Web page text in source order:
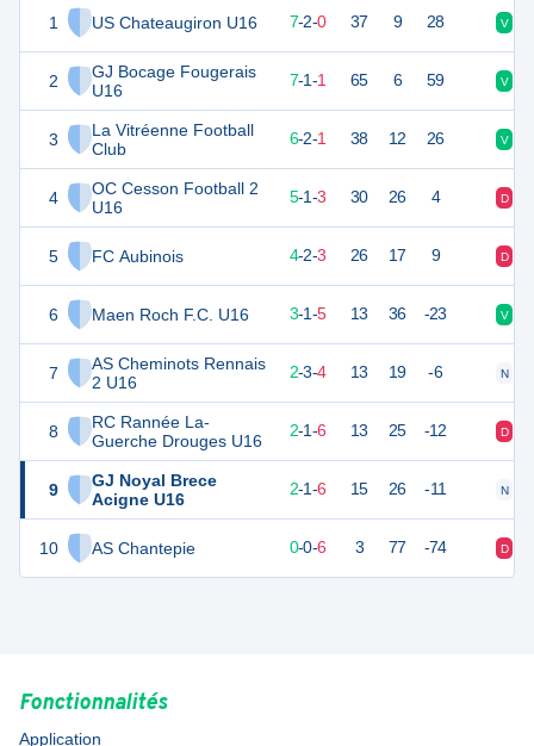
1 US Chateaugiron U16
2
GJ Bocage Fougerais
U16
3
La Vitréenne Football
Club
4
OC Cesson Football 2
U16
5 FC Aubinois
6 Maen Roch F.C. U16
7
AS Cheminots Rennais
2 U16
8
RC Rannée La-
Guerche Drouges U16
9
GJ Noyal Brece
Acigne U16
10 AS Chantepie
23 9 7-2-0 37 9 28 V
22 9 7-1-1 65 6 59 V
20 9 6-2-1 38 12 26 V
16 9 5-1-3 30 26 4 D
4-2-3 26 17 9 D
10 3-1-5 13 36 -23 V
9 9 2-3-4 13 19 -6 N
9 2-1-6 13 25 -12 D
7 2-1-6 15 26 -11 N
0-0-6 3 77 -74 D
Fonctionnalités
Application